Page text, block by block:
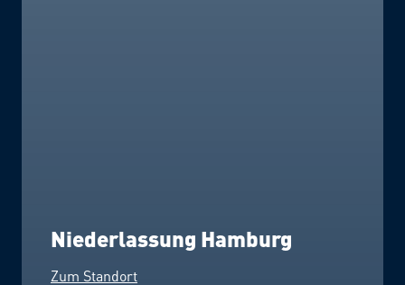
Niederlassung Hamburg
Zum Standort